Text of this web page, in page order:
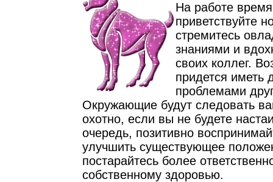
На работе
приветствуйте
стремитесь
знаниями и
своих коллег.
придется иметь
проблемами
Окружающие будут следовать
охотно, если вы не будете
очередь, позитивно
улучшить существующее
постарайтесь более
собственному здоровью.